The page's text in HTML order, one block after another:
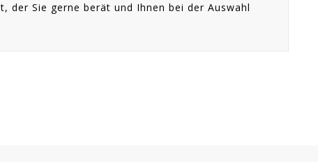
der Sie gerne berät und Ihnen bei der Auswahl